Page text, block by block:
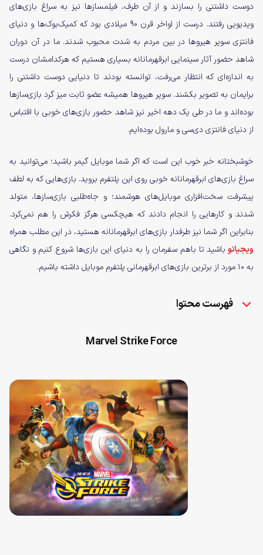
دوست داشتنی را بسازند و از آن طرف، فیلمسازها نیز به سراغ بازی‌های
ویدیویی رفتند. درست از اواخر قرن ۹۰ میلادی بود که کمیک‌بوک‌ها و دنیای
فانتزی سوپر هیروها در بین مردم به شدت محبوب شدند. ما در آن دوران
شاهد حضور آثار سینمایی ابرقهرمانانه بسیاری هستیم که هرکدامشان درست
به اندازه‌ای که انتظار می‌رفت، توانسته بودند تا دنیایی دوست داشتنی را
برایمان به تصویر بکشند. سوپر هیروها همیشه عضو ثابت میز گرد بازی‌سازها
بوده‌اند و ما در طی یک دهه اخیر نیز شاهد حضور بازی‌های خوبی با اقتباس
از دنیای فانتزی دی‌سی و مارول بوده‌ایم.
خوشبختانه خبر خوب این است که اگر شما موبایل گیمر باشید؛ می‌توانید به
سراغ بازی‌های ابرقهرمانانه خوبی روی این پلتفرم بروید. بازی‌هایی که به لطف
پیشرفت سخت‌افزاری موبایل‌های هوشمند؛ و جاه‌طلبی بازی‌سازها، متولد
شدند و کارهایی را انجام دادند که هیچکسی هرگز فکرش را هم نمی‌کرد.
بنابراین اگر شما نیز طرفدار بازی‌های ابرقهرمانانه هستید، در این مطلب همراه
ویجیاتو باشید تا باهم سفرمان را به دنیای این بازی‌ها شروع کنیم و نگاهی
به ۱۰ مورد از برترین بازی‌های ابرقهرمانی پلتفرم موبایل داشته باشیم.
فهرست محتوا
Marvel Strike Force